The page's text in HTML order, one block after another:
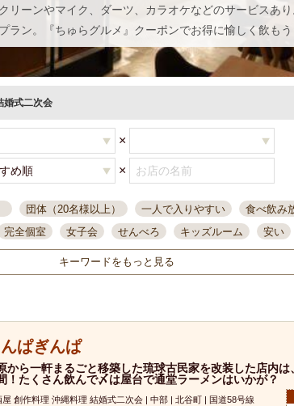
リーンやマイク、ダーツ、カラオケなどのサービスあ
ラン。『ちゅらグルメ』クーポンでお得に愉しく飲もう
婚式二次会
×
×
団体（20名様以上） 一人で入りやすい 食べ飲み
完全個室 女子会 せんべろ キッズルーム 安い
一人飲み 誕生日 大人数
高 肉料理 模合 インスタ映え 座敷席 記念日
忘年会コース レモンサワー 観光客に人気 大部
間 4000円台コース
衆酒場 ノンアルコールビール ウィスキー テレビ
キーワードをもっと見る
ぱぎんぱ
から一軒まるごと移築した琉球古民家を改装した店内
！たくさん飲んで〆は屋台で通堂ラーメンはいかが？
屋 創作料理 沖縄料理 結婚式二次会 | 中部 | 北谷町 | 国道58号線